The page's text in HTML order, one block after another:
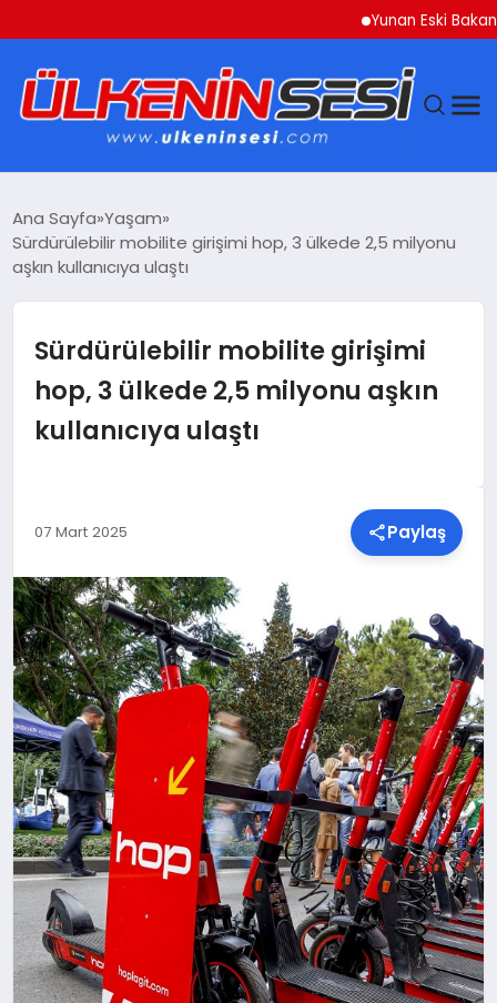
Yunan Eski Bakan
EKONOMI
SAĞLIK
TEKNOLOJI
YAŞAM
MALATYA HABERLERI
Ana Sayfa Yaşam
Sürdürülebilir mobilite girişimi hop, 3 ülkede 2,5 milyonu
aşkın kullanıcıya ulaştı
Sürdürülebilir mobilite girişimi
hop, 3 ülkede 2,5 milyonu aşkın
kullanıcıya ulaştı
07 Mart 2025 Paylaş